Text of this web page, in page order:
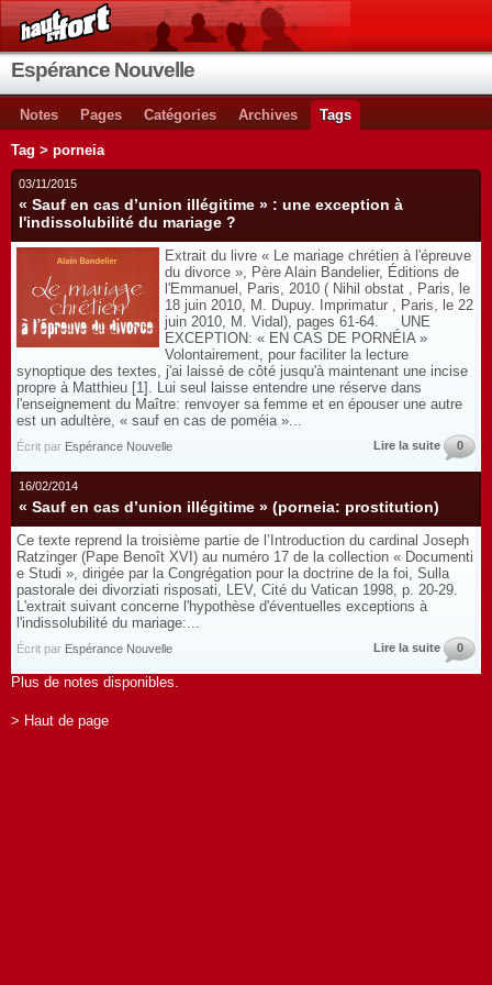
Espérance Nouvelle
Notes Pages Catégories Archives Tags
Tag > porneia
03/11/2015
« Sauf en cas d’union illégitime » : une exception à
l'indissolubilité du mariage ?
Extrait du livre « Le mariage chrétien à l'épreuve
du divorce », Père Alain Bandelier, Éditions de
l'Emmanuel, Paris, 2010 ( Nihil obstat , Paris, le
18 juin 2010, M. Dupuy. Imprimatur , Paris, le 22
juin 2010, M. Vidal), pages 61-64. UNE
EXCEPTION: « EN CAS DE PORNÉIA »
Volontairement, pour faciliter la lecture
synoptique des textes, j'ai laissé de côté jusqu'à maintenant une incise
propre à Matthieu [1]. Lui seul laisse entendre une réserve dans
l'enseignement du Maître: renvoyer sa femme et en épouser une autre
est un adultère, « sauf en cas de poméia »...
Écrit par Espérance Nouvelle Lire la suite 0
16/02/2014
« Sauf en cas d’union illégitime » (porneia: prostitution)
Ce texte reprend la troisième partie de l’Introduction du cardinal Joseph
Ratzinger (Pape Benoît XVI) au numéro 17 de la collection « Documenti
e Studi », dirigée par la Congrégation pour la doctrine de la foi, Sulla
pastorale dei divorziati risposati, LEV, Cité du Vatican 1998, p. 20-29.
L'extrait suivant concerne l'hypothèse d'éventuelles exceptions à
l'indissolubilité du mariage:...
Écrit par Espérance Nouvelle Lire la suite 0
Plus de notes disponibles.
> Haut de page